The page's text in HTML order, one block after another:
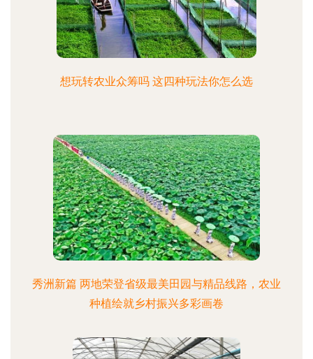
想玩转农业众筹吗 这四种玩法你怎么选
秀洲新篇 两地荣登省级最美田园与精品线路，农业
种植绘就乡村振兴多彩画卷